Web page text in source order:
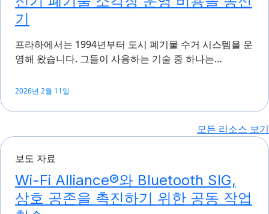
기
프라하에서는 1994년부터 도시 폐기물 수거 시스템을 운
영해 왔습니다. 그들이 사용하는 기술 중 하나는…
2026년 2월 11일
모든 리소스 보기
보도 자료
Wi-Fi Alliance®와 Bluetooth SIG,
상호 공존을 촉진하기 위한 공동 작업